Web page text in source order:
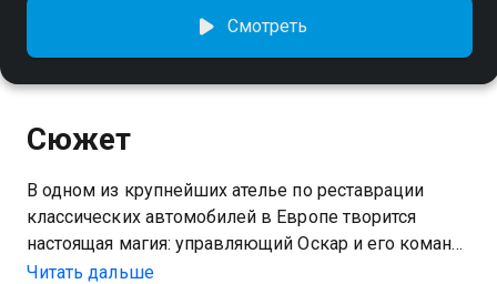
Смотреть
Сюжет
В одном из крупнейших ателье по реставрации
классических автомобилей в Европе творится
настоящая магия: управляющий Оскар и его команда
опытных мастеров в мельчайших деталях
Читать дальше